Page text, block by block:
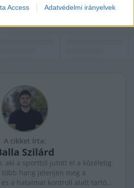
Access Adatvédelmi irányelvek
Összes videó
A cikket írta:
Szilárd
aki a sporttól jutott el a közéletig.
több hang jelenjen meg a
a hatalmat kontroll alatt tartó